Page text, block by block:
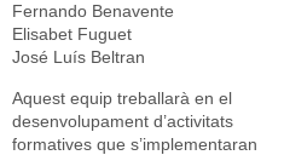
Fernando Benavente
Elisabet Fuguet
José Luís Beltran
Aquest equip treballarà en el
desenvolupament d’activitats
formatives que s’implementaran